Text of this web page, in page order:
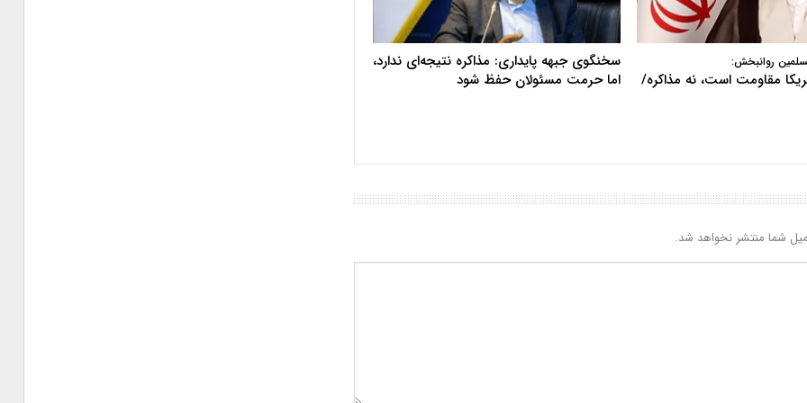
روانبخش:
مقاومت است، نه مذاکره/
سخنگوی جبهه پایداری: مذاکره نتیجه‌ای ندارد،
اما حرمت مسئولان حفظ شود
شما منتشر نخواهد شد.